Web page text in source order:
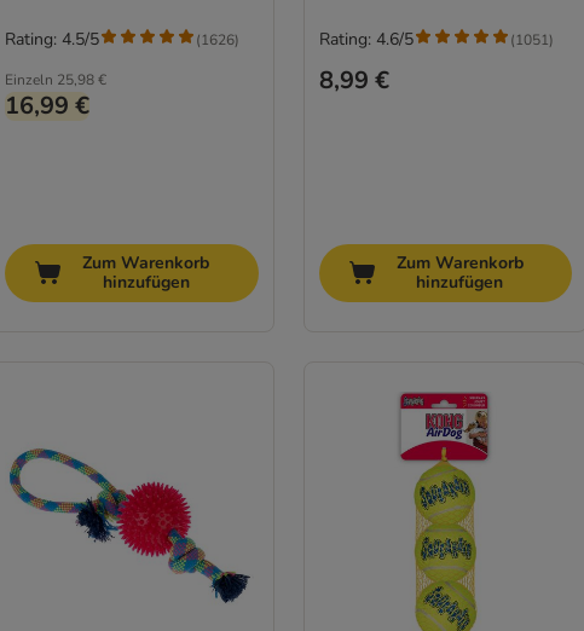
Einzeln 25,98 €
16,99 €
Rating: 4.5/5 (1626)
Zum Warenkorb
hinzufügen
8,99 €
Rating: 4.6/5 (1051)
Zum Warenkorb
hinzufügen